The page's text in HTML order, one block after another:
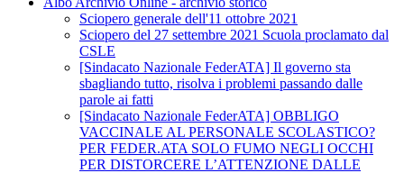
Sciopero generale dell'11 ottobre 2021
Sciopero del 27 settembre 2021 Scuola proclamato dal
CSLE
[Sindacato Nazionale FederATA] Il governo sta
sbagliando tutto, risolva i problemi passando dalle
parole ai fatti
[Sindacato Nazionale FederATA] OBBLIGO
VACCINALE AL PERSONALE SCOLASTICO?
PER FEDER.ATA SOLO FUMO NEGLI OCCHI
PER DISTORCERE L’ATTENZIONE DALLE